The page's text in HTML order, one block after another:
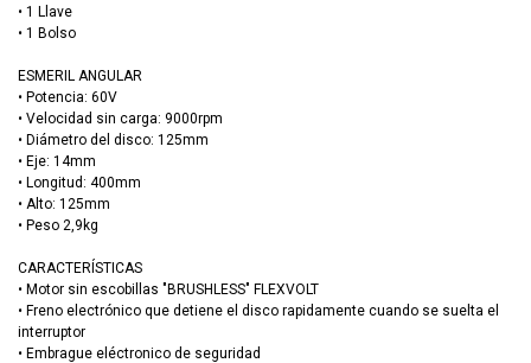
• 1 Llave
• 1 Bolso
ESMERIL ANGULAR
• Potencia: 60V
• Velocidad sin carga: 9000rpm
• Diámetro del disco: 125mm
• Eje: 14mm
• Longitud: 400mm
• Alto: 125mm
• Peso 2,9kg
CARACTERÍSTICAS
• Motor sin escobillas "BRUSHLESS" FLEXVOLT
• Freno electrónico que detiene el disco rapidamente cuando se suelta el
interruptor
• Embrague eléctronico de seguridad